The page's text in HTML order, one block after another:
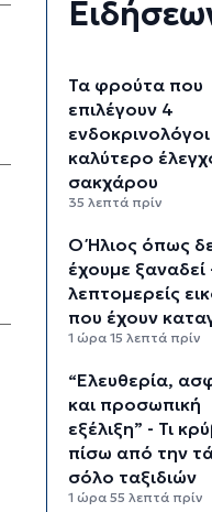
Τα φρούτα που
επιλέγουν 4
ενδοκρινολόγοι
καλύτερο
σακχάρου
35 λεπτά πρίν
Ο Ήλιος όπως
έχουμε ξαναδεί
λεπτομερείς
που έχουν
1 ώρα 15 λεπτά πρίν
“Ελευθερία,
και προσωπική
εξέλιξη” - Τι
πίσω από την
σόλο ταξιδιών
1 ώρα 55 λεπτά πρίν